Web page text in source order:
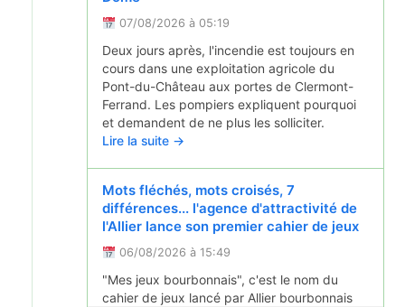
07/08/2026 à 05:19
Deux jours après, l'incendie est toujours en
cours dans une exploitation agricole du
Pont-du-Château aux portes de Clermont-
Ferrand. Les pompiers expliquent pourquoi
et demandent de ne plus les solliciter.
Lire la suite →
Mots fléchés, mots croisés, 7
différences... l'agence d'attractivité de
l'Allier lance son premier cahier de jeux
06/08/2026 à 15:49
"Mes jeux bourbonnais", c'est le nom du
cahier de jeux lancé par Allier bourbonnais